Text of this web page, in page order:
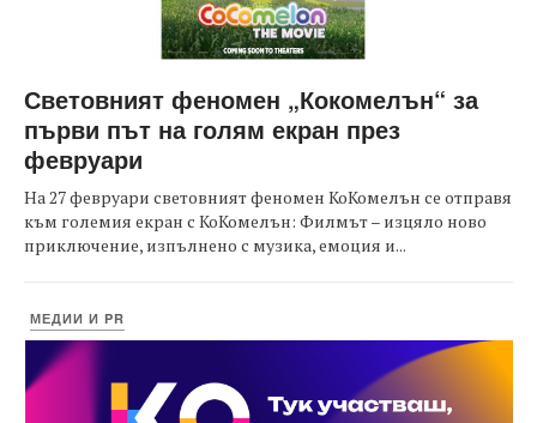
Световният феномен „Кокомелън“ за
първи път на голям екран през
февруари
На 27 февруари световният феномен КоКомелън се отправя
към големия екран с КоКомелън: Филмът – изцяло ново
приключение, изпълнено с музика, емоция и...
МЕДИИ И PR